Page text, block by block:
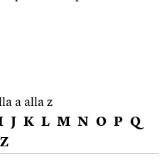
a alla z
J K L M N O P Q
Z